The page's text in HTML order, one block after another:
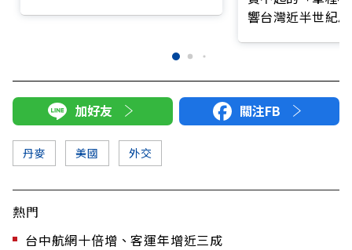
響台灣近半世紀
加好友 關注FB
丹麥 美國 外交
熱門
台中航網十倍增、客運年增近三成